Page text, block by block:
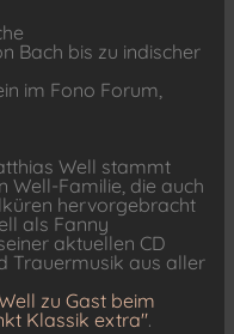
Bach bis zu indischer
im Fono Forum,
Well stammt
Well-Familie, die auch
hervorgebracht
als Fanny
aktuellen CD
Trauermusik aus aller
zu Gast beim
Klassik extra".